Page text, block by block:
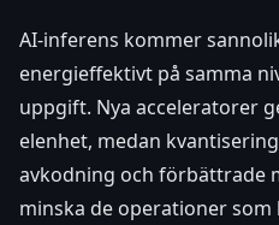
AI-inferens kommer
energieffektivt på samma
uppgift. Nya acceleratorer
elenhet, medan
avkodning och förbättrade
minska de operationer